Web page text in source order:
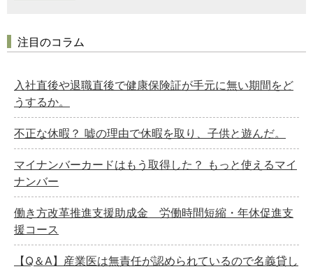
注目のコラム
入社直後や退職直後で健康保険証が手元に無い期間をど
うするか。
不正な休暇？ 嘘の理由で休暇を取り、子供と遊んだ。
マイナンバーカードはもう取得した？ もっと使えるマイ
ナンバー
働き方改革推進支援助成金 労働時間短縮・年休促進支
援コース
【Q＆A】産業医は無責任が認められているので名義貸し